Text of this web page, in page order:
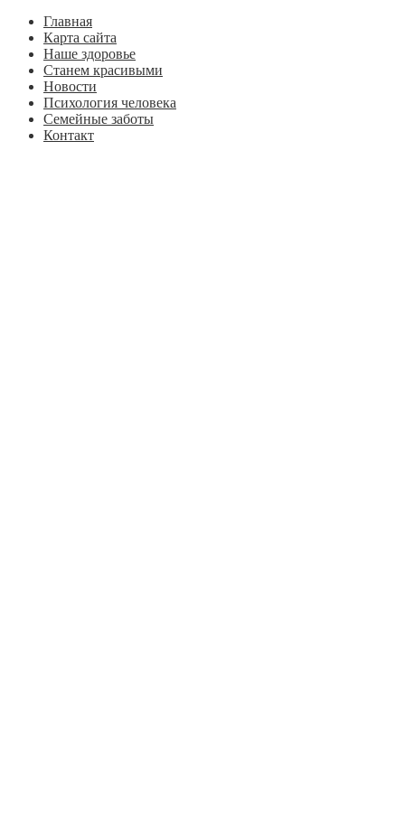
Главная
Карта сайта
Наше здоровье
Станем красивыми
Новости
Психология человека
Семейные заботы
Контакт